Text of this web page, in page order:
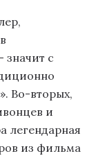
с
Во-вторых,
и
легендарная
из фильма